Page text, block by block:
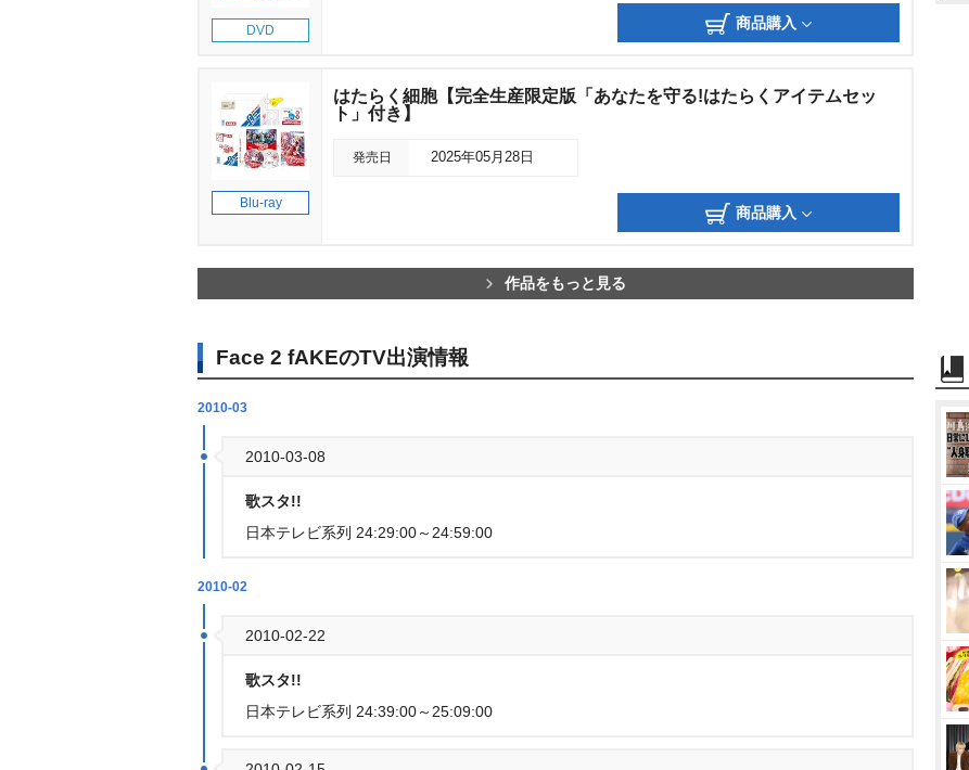
DVD 商品購入
Blu-ray
はたらく細胞【完全生産限定版「あなたを守る!はたらくアイテムセッ
ト」付き】
発売日 2025年05月28日
商品購入
作品をもっと見る
Face 2 fAKEのTV出演情報
2010-03
2010-03-08
歌スタ!!
日本テレビ系列 24:29:00～24:59:00
2010-02
2010-02-22
歌スタ!!
日本テレビ系列 24:39:00～25:09:00